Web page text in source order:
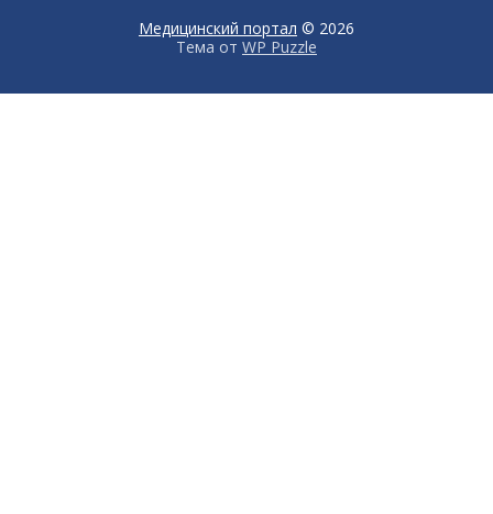
Медицинский портал © 2026
Тема от WP Puzzle